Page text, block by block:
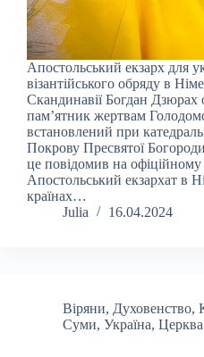
Апостольський екзарх для
візантійського обряду в
Скандинавії Богдан Дзюрах
пам’ятник жертвам
встановлений при
Покрову Пресвятої
це повідомив на офіційному
Апостольський екзархат в
країнах…
Julia
16.04.2024
Віряни, Духовенство,
Суми, Україна, Церква